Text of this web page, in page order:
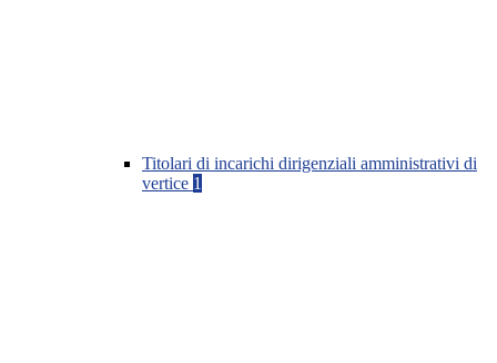
Titolari di incarichi dirigenziali amministrativi di
vertice 1